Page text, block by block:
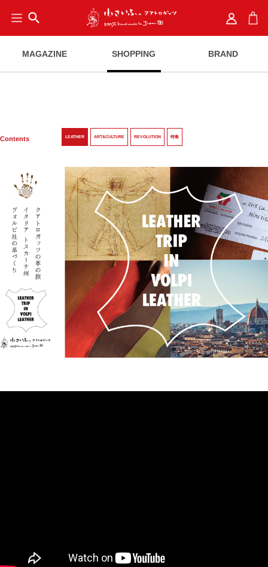
search
MAGAZINE SHOPPING BRAND
Contents LEATHER ART&CULTURE REVOLUTION 特集